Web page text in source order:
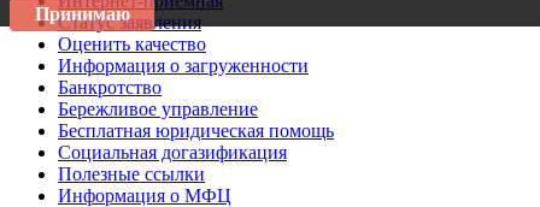
Статус заявления
Оценить качество
Информация о загруженности
Банкротство
Бережливое управление
Бесплатная юридическая помощь
Социальная догазификация
Полезные ссылки
Информация о МФЦ
Принимаю